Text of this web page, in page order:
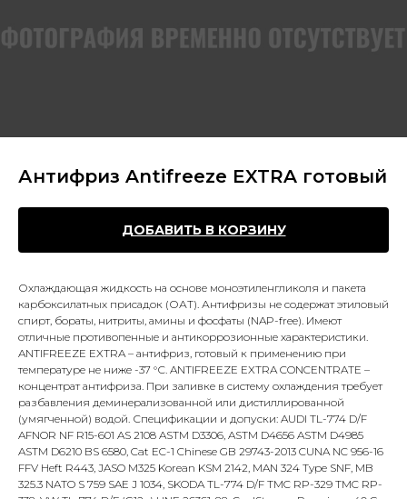
Антифриз Antifreeze EXTRA готовый
ДОБАВИТЬ В КОРЗИНУ
Охлаждающая жидкость на основе моноэтиленгликоля и пакета
карбоксилатных присадок (ОАТ). Антифризы не содержат этиловый
спирт, бораты, нитриты, амины и фосфаты (NAP-free). Имеют
отличные противопенные и антикоррозионные характеристики.
ANTIFREEZE EXTRA – антифриз, готовый к применению при
температуре не ниже -37 °С. ANTIFREEZE EXTRA CONCENTRATE –
концентрат антифриза. При заливке в систему охлаждения требует
разбавления деминерализованной или дистиллированной
(умягченной) водой. Спецификации и допуски: AUDI TL-774 D/F
AFNOR NF R15-601 AS 2108 ASTM D3306, ASTM D4656 ASTM D4985
ASTM D6210 BS 6580, Cat EC-1 Chinese GB 29743-2013 CUNA NC 956-16
FFV Heft R443, JASO M325 Korean KSM 2142, MAN 324 Type SNF, MB
325.3 NATO S 759 SAE J 1034, SKODA TL-774 D/F TMC RP-329 TMC RP-